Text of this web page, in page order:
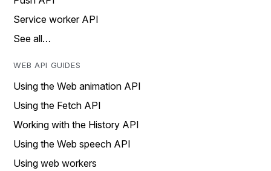
Service worker API
See all…
WEB API GUIDES
Using the Web animation API
Using the Fetch API
Working with the History API
Using the Web speech API
Using web workers